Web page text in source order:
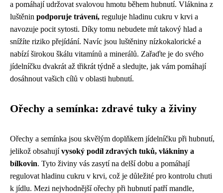
a pomáhají udržovat svalovou hmotu během hubnutí. Vláknina z
luštěnin podporuje trávení, reguluje hladinu cukru v krvi a
navozuje pocit sytosti. Díky tomu nebudete mít takový hlad a
snížíte riziko přejídání. Navíc jsou luštěniny nízkokalorické a
nabízí širokou škálu vitamínů a minerálů. Zařaďte je do svého
jídelníčku dvakrát až třikrát týdně a sledujte, jak vám pomáhají
dosáhnout vašich cílů v oblasti hubnutí.
Ořechy a semínka: zdravé tuky a živiny
Ořechy a semínka jsou skvělým doplňkem jídelníčku při hubnutí,
jelikož obsahujívysoký podíl zdravých tuků, vlákniny a
bílkovin. Tyto živiny vás zasytí na delší dobu a pomáhají
regulovat hladinu cukru v krvi, což je důležité pro kontrolu chuti
k jídlu. Mezi nejvhodnější ořechy při hubnutí patří mandle,